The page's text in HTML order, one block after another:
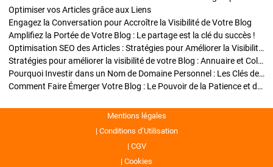
Optimiser vos Articles grâce aux Liens
Engagez la Conversation pour Accroître la Visibilité de Votre Blog
Amplifiez la Portée de Votre Blog : Le partage est la clé du succès !
Optimisation SEO des Articles : Stratégies pour Améliorer la Visibilité de Votre Blog
Stratégies pour améliorer la visibilité de votre Blog : Annuaire et Collaborations
Pourquoi Investir dans un Nom de Domaine Personnel : Les Clés de la Réussite de Votre Blog
Comment Faire Émerger Votre Blog : Le Pouvoir de la Patience et de la Persévérance
Mentions légales
Conditions d’Utilisation
CGV
Cookies